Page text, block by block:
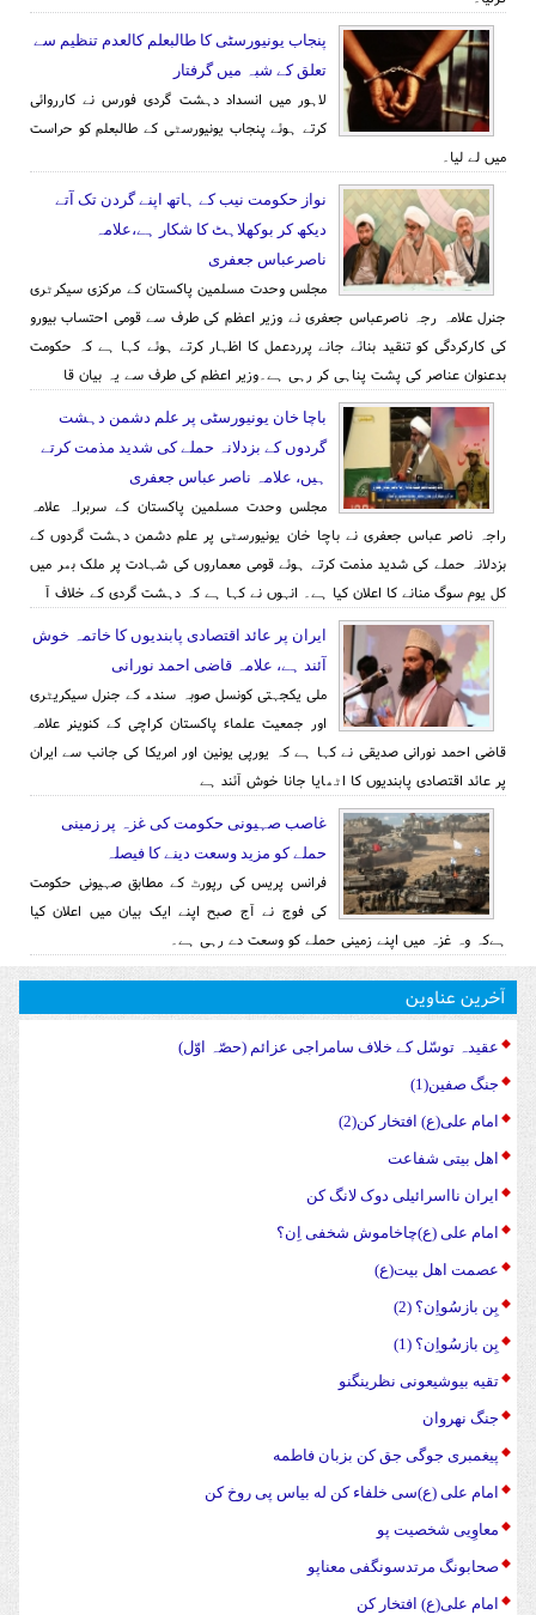
پنجاب یونیورسٹی کا طالبعلم کالعدم تنظیم سے
تعلق کے شبہ میں گرفتار
لاہور میں انسداد دہشت گردی فورس نے کارروائی
کرتے ہوئے پنجاب یونیورسٹی کے طالبعلم کو حراست
میں لے لیا۔
نواز حکومت نیب کے ہاتھ اپنے گردن تک آتے
دیکھ کر بوکھلاہٹ کا شکار ہے،علامہ
ناصرعباس جعفری
مجلس وحدت مسلمین پاکستان کے مرکزی سیکرٹری
جنرل علامہ رجہ ناصرعباس جعفری نے وزیر اعظم کی طرف سے قومی احتساب بیورو
کی کارکردگی کو تنقید بنائے جانے پرردعمل کا اظہار کرتے ہوئے کہا ہے کہ حکومت
بدعنوان عناصر کی پشت پناہی کر رہی ہے۔وزیر اعظم کی طرف سے یہ بیان قا
باچا خان یونیورسٹی پر علم دشمن دہشت
گردوں کے بزدلانہ حملے کی شدید مذمت کرتے
ہیں، علامہ ناصر عباس جعفری
مجلس وحدت مسلمین پاکستان کے سربراہ علامہ
راجہ ناصر عباس جعفری نے باچا خان یونیورسٹی پر علم دشمن دہشت گردوں کے
بزدلانہ حملے کی شدید مذمت کرتے ہوئے قومی معماروں کی شہادت پر ملک بھر میں
کل یوم سوگ منانے کا اعلان کیا ہے۔ انہوں نے کہا ہے کہ دہشت گردی کے خلاف آ
ایران پر عائد اقتصادی پابندیوں کا خاتمہ خوش
آئند ہے، علامہ قاضی احمد نورانی
ملی یکجہتی کونسل صوبہ سندھ کے جنرل سیکریٹری
اور جمعیت علماء پاکستان کراچی کے کنوینر علامہ
قاضی احمد نورانی صدیقی نے کہا ہے کہ یورپی یونین اور امریکا کی جانب سے ایران
پر عائد اقتصادی پابندیوں کا اٹھایا جانا خوش آئند ہے
غاصب صہیونی حکومت کی غزہ پر زمینی
حملے کو مزید وسعت دینے کا فیصلہ
فرانس پریس کی رپورٹ کے مطابق صہیونی حکومت
کی فوج نے آج صبح اپنے ایک بیان میں اعلان کیا
ہےکہ وہ غزہ میں اپنے زمینی حملے کو وسعت دے رہی ہے۔
آخرین عناوین
عقیدہ توسّل کے خلاف سامراجی عزائم (حصّہ اوّل)
جنگ صفین(1)
امام علی(ع) افتخار کن(2)
اهل بیتی شفاعت
ایران نااسرائیلی دوک لانگ کن
امام علی (ع)چاخاموش شخفی اِن؟
عصمت اهل بیت(ع)
بِن بازسُواِن؟ (2)
بِن بازسُواِن؟ (1)
تقیه بیوشیعونی نظرینگنو
جنگ نهروان
پیغمبری جوگی جق کن بزبان فاطمه
امام علی (ع)سی خلفاء کن له بیاس پی روخ کن
معاوِیی شخصیت پو
صحابونگ مرتدسونگفی معناپو
امام علی(ع) افتخار کن